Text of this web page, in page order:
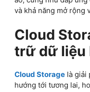
và khả năng mở rộng
Cloud
trữ dữ liệu
Cloud Storage là giải
hướng tới tương lai,